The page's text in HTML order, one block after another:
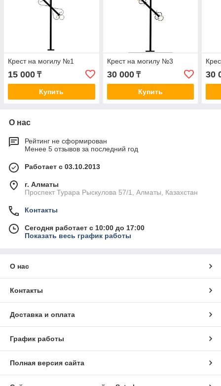
Крест на могилу №1
15 000 ₸
Купить
Крест на могилу №3
30 000₸
Купить
30
О нас
Рейтинг не сформирован
Менее 5 отзывов за последний год
Работает с 03.10.2013
г. Алматы
Проспект Турара Рыскулова 57/1, Алматы, Казахстан
Контакты
Сегодня работает с 10:00 до 17:00
Показать весь график работы
О нас
Контакты
Доставка и оплата
График работы
Полная версия сайта